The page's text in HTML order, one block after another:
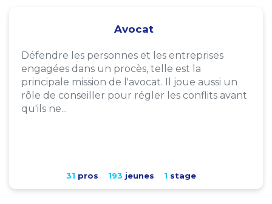
Avocat
Défendre les personnes et les entreprises
engagées dans un procès, telle est la
principale mission de l'avocat. Il joue aussi un
rôle de conseiller pour régler les conflits avant
qu'ils ne...
31 pros 193 jeunes 1 stage